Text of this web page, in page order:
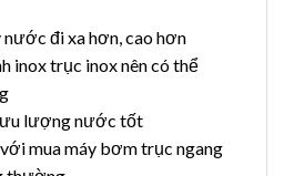
nước đi xa hơn, cao hơn
inox trục inox nên có thể
lượng nước tốt
mua máy bơm trục ngang